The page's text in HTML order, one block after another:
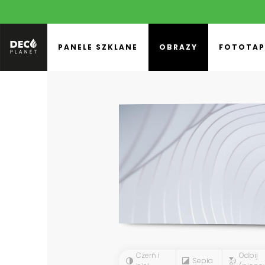
PANELE SZKLANE OBRAZY
Czerń i
Sepia
Odbij